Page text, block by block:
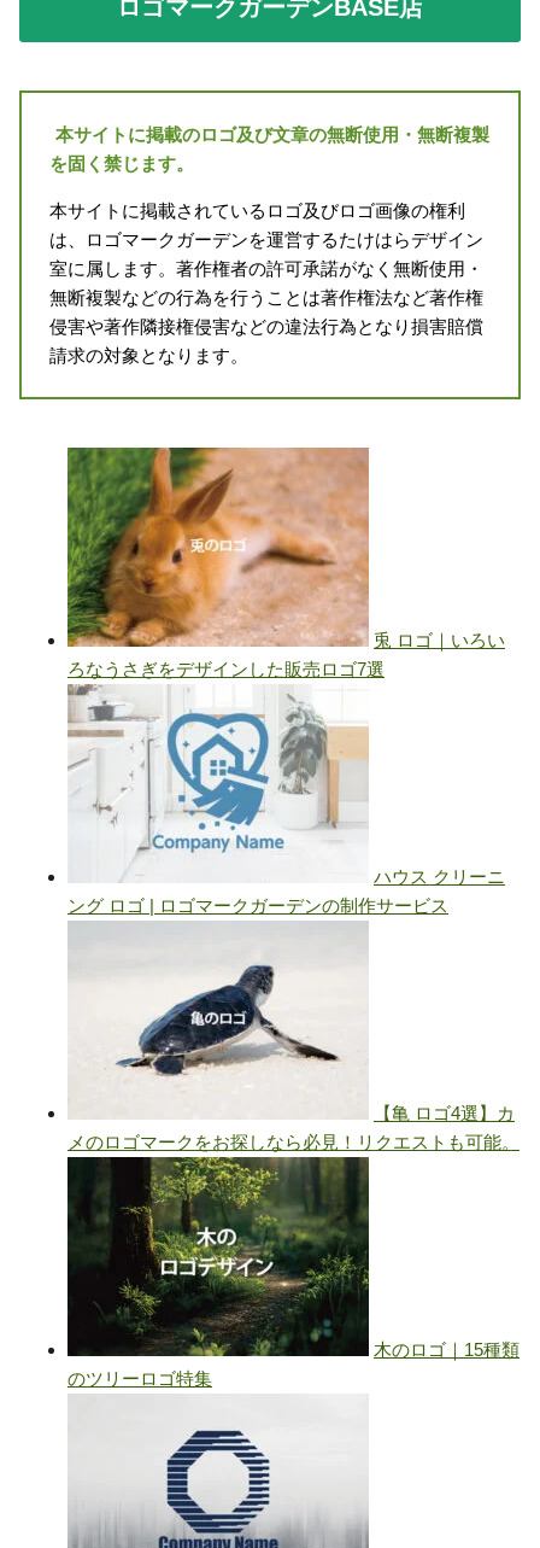
ロゴマークガーデンBASE店
本サイトに掲載のロゴ及び文章の無断使用・無断複製
を固く禁じます。
本サイトに掲載されているロゴ及びロゴ画像の権利
は、ロゴマークガーデンを運営するたけはらデザイン
室に属します。著作権者の許可承諾がなく無断使用・
無断複製などの行為を行うことは著作権法など著作権
侵害や著作隣接権侵害などの違法行為となり損害賠償
請求の対象となります。